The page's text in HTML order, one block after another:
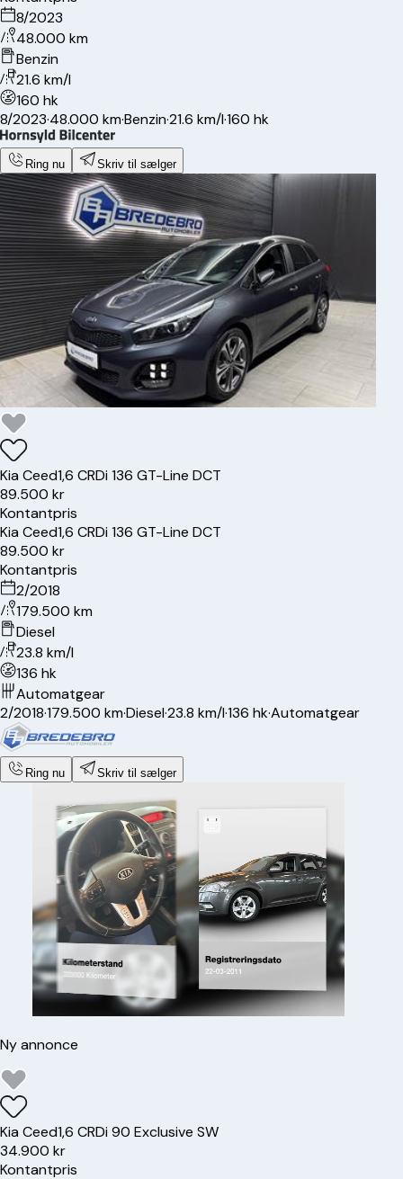
8/2023
48.000 km
Benzin
21.6 km/l
160 hk
8/2023·48.000 km·Benzin·21.6 km/l·160 hk
Ring nu Skriv til sælger
KiaCeed1,6 CRDi 136 GT-Line DCT
89.500 kr
Kontantpris
KiaCeed1,6 CRDi 136 GT-Line DCT
89.500 kr
Kontantpris
2/2018
179.500 km
Diesel
23.8 km/l
136 hk
Automatgear
2/2018·179.500 km·Diesel·23.8 km/l·136 hk·Automatgear
Ring nu Skriv til sælger
Ny annonce
KiaCeed1,6 CRDi 90 Exclusive SW
34.900 kr
Kontantpris